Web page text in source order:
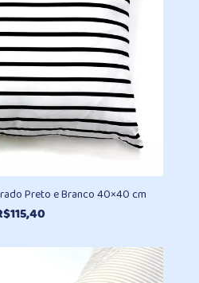
Preto e Branco 40×40 cm
115,40